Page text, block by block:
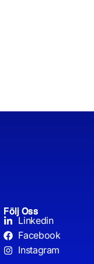
Följ Oss
Linkedin
Facebook
Instagram